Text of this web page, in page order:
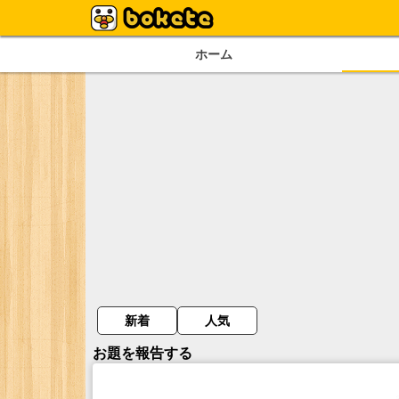
ホーム
新着 人気
お題を報告する